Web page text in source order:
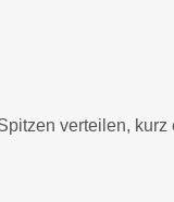
verteilen, kurz